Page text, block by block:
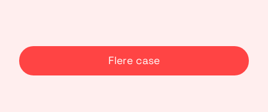
Flere case